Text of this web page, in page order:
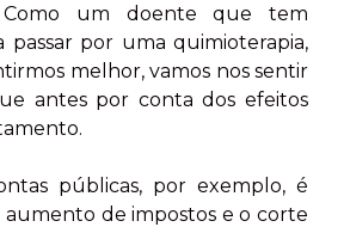
Como um doente que tem
passar por uma quimioterapia,
melhor, vamos nos sentir
antes por conta dos efeitos
públicas, por exemplo, é
aumento de impostos e o corte